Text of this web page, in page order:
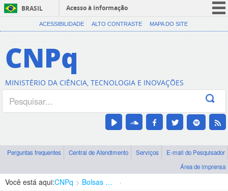
BRASIL
Acesso à informação
CORONAVÍRUS (COVID-19)
Canais
ACESSIBILIDADE ALTO CONTRASTE MAPA DO SITE
CNPq
MINISTÉRIO DA CIÊNCIA, TECNOLOGIA E INOVAÇÕES
Perguntas frequentes Central de Atendimento Serviços
E-mail do Pesquisador
Área de imprensa
Você está aqui:CNPq Bolsas e Auxílios Vigentes